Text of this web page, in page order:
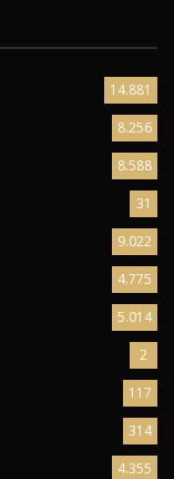
14.881
8.256
8.588
31
9.022
4.775
5.014
2
117
314
4.355